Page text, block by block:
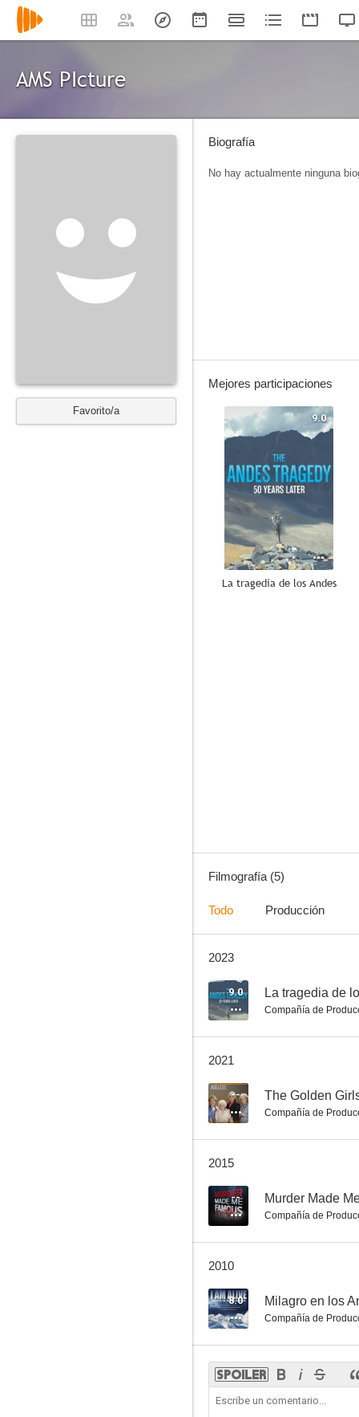
AMS PIcture
Favorito/a
Biografía
No hay actualmente ninguna
Mejores participaciones
9.0
La tragedia de los Andes
Filmografía (5)
Todo Producción
2023
9.0 La tragedia de
Compañía de
2021
-- The Golden
Compañía de
2015
-- Murder Made
Compañía de
2010
8.0 Milagro en los
Compañía de